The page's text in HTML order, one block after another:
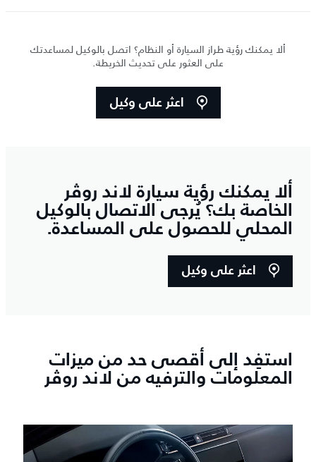
ألا يمكنك رؤية طراز السيارة أو النظام؟ اتصل بالوكيل لمساعدتك
على العثور على تحديث الخريطة.
اعثر على وكيل
ألا يمكنك رؤية سيارة لاند روڤر
الخاصة بك؟ يُرجى الاتصال بالوكيل
المحلي للحصول على المساعدة.
اعثر على وكيل
استفِد إلى أقصى حد من ميزات
المعلومات والترفيه من لاند روڤر